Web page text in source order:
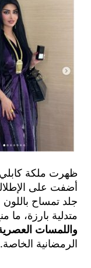
ملكة كابلي
على الإطلالة
باللون
بارزة، ما منح
العصرية،
الخاصة.